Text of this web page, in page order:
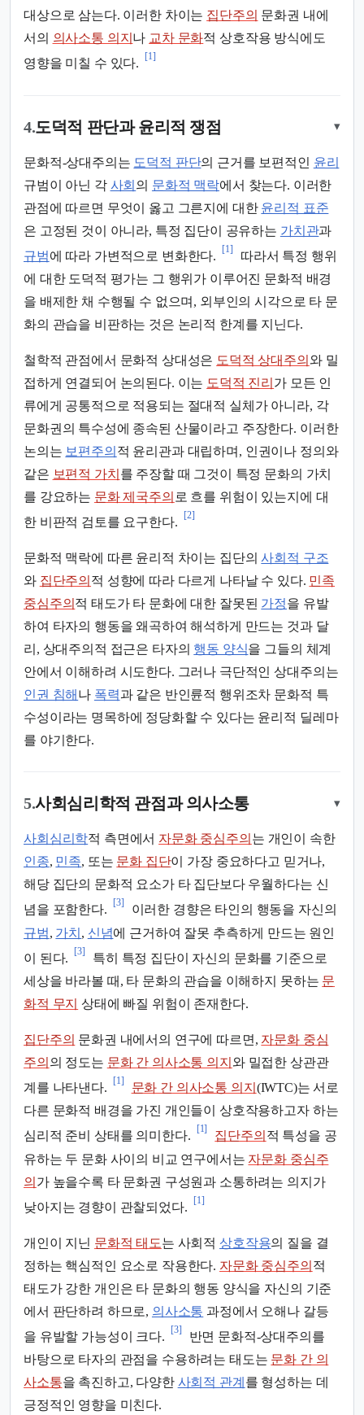
대상으로 삼는다. 이러한 차이는 집단주의 문화권 내에
서의 의사소통 의지 나 교차 문화적 상호작용 방식에도
영향을 미칠 수 있다.
[1]
4.도덕적 판단과 윤리적 쟁점 ▾
문화적-상대주의는 도덕적 판단의 근거를 보편적인 윤리
규범이 아닌 각 사회 의 문화적 맥락에서 찾는다. 이러한
관점에 따르면 무엇이 옳고 그른지에 대한 윤리적 표준
은 고정된 것이 아니라, 특정 집단이 공유하는 가치관과
규범에 따라 가변적으로 변화한다.
[1]
따라서 특정 행위
에 대한 도덕적 평가는 그 행위가 이루어진 문화적 배경
을 배제한 채 수행될 수 없으며, 외부인의 시각으로 타 문
화의 관습을 비판하는 것은 논리적 한계를 지닌다.
철학적 관점에서 문화적 상대성은 도덕적 상대주의 와 밀
접하게 연결되어 논의된다. 이는 도덕적 진리 가 모든 인
류에게 공통적으로 적용되는 절대적 실체가 아니라, 각
문화권의 특수성에 종속된 산물이라고 주장한다. 이러한
논의는 보편주의 적 윤리관과 대립하며, 인권이나 정의와
같은 보편적 가치 를 주장할 때 그것이 특정 문화의 가치
를 강요하는 문화 제국주의 로 흐를 위험이 있는지에 대
한 비판적 검토를 요구한다.
[2]
문화적 맥락에 따른 윤리적 차이는 집단의사회적 구조
와 집단주의 적 성향에 따라 다르게 나타날 수 있다. 민족
중심주의 적 태도가 타 문화에 대한 잘못된 가정을 유발
하여 타자의 행동을 왜곡하여 해석하게 만드는 것과 달
리, 상대주의적 접근은 타자의 행동 양식을 그들의 체계
안에서 이해하려 시도한다. 그러나 극단적인 상대주의는
인권 침해 나 폭력과 같은 반인륜적 행위조차 문화적 특
수성이라는 명목하에 정당화할 수 있다는 윤리적 딜레마
를 야기한다.
5.사회심리학적 관점과 의사소통 ▾
사회심리학적 측면에서 자문화 중심주의 는 개인이 속한
인종, 민족, 또는 문화 집단이 가장 중요하다고 믿거나,
해당 집단의 문화적 요소가 타 집단보다 우월하다는 신
념을 포함한다.
[3]
이러한 경향은 타인의 행동을 자신의
규범, 가치 , 신념에 근거하여 잘못 추측하게 만드는 원인
이 된다.
[3]
특히 특정 집단이 자신의 문화를 기준으로
세상을 바라볼 때, 타 문화의 관습을 이해하지 못하는 문
화적 무지 상태에 빠질 위험이 존재한다.
집단주의 문화권 내에서의 연구에 따르면, 자문화 중심
주의 의 정도는 문화 간 의사소통 의지 와 밀접한 상관관
계를 나타낸다.
[1]
문화 간 의사소통 의지 (IWTC)는 서로
다른 문화적 배경을 가진 개인들이 상호작용하고자 하는
심리적 준비 상태를 의미한다.
[1]
집단주의 적 특성을 공
유하는 두 문화 사이의 비교 연구에서는 자문화 중심주
의 가 높을수록 타 문화권 구성원과 소통하려는 의지가
낮아지는 경향이 관찰되었다.
[1]
개인이 지닌 문화적 태도는 사회적 상호작용의 질을 결
정하는 핵심적인 요소로 작용한다. 자문화 중심주의 적
태도가 강한 개인은 타 문화의 행동 양식을 자신의 기준
에서 판단하려 하므로, 의사소통 과정에서 오해나 갈등
을 유발할 가능성이 크다.
[3]
반면 문화적-상대주의를
바탕으로 타자의 관점을 수용하려는 태도는 문화 간 의
사소통을 촉진하고, 다양한 사회적 관계 를 형성하는 데
긍정적인 영향을 미친다.